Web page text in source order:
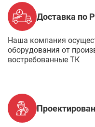
Доставка по
Наша компания
оборудования от
востребованные ТК